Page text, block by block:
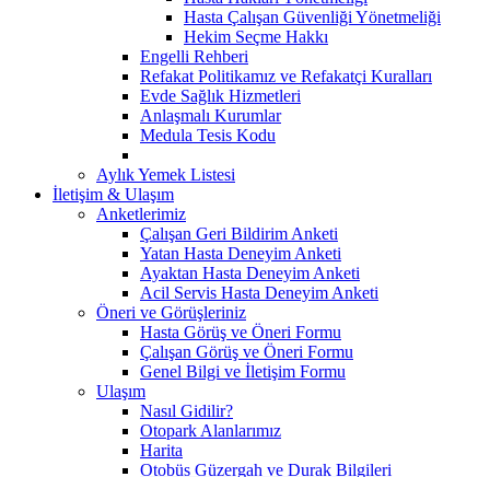
Hasta Çalışan Güvenliği Yönetmeliği
Hekim Seçme Hakkı
Engelli Rehberi
Refakat Politikamız ve Refakatçi Kuralları
Evde Sağlık Hizmetleri
Anlaşmalı Kurumlar
Medula Tesis Kodu
Aylık Yemek Listesi
İletişim & Ulaşım
Anketlerimiz
Çalışan Geri Bildirim Anketi
Yatan Hasta Deneyim Anketi
Ayaktan Hasta Deneyim Anketi
Acil Servis Hasta Deneyim Anketi
Öneri ve Görüşleriniz
Hasta Görüş ve Öneri Formu
Çalışan Görüş ve Öneri Formu
Genel Bilgi ve İletişim Formu
Ulaşım
Nasıl Gidilir?
Otopark Alanlarımız
Harita
Otobüs Güzergah ve Durak Bilgileri